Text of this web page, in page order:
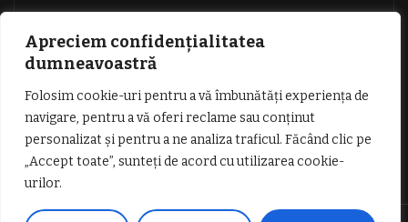
Apreciem confidențialitatea
dumneavoastră
Folosim cookie-uri pentru a vă îmbunătăți experiența de
navigare, pentru a vă oferi reclame sau conținut
personalizat și pentru a ne analiza traficul. Făcând clic pe
„Accept toate”, sunteți de acord cu utilizarea cookie-
urilor.
TERMENI SI CONDITII DE UTILIZARE
INFORMATII DESPRE COOKIES
DESPRE NOI
PUBLICITATE